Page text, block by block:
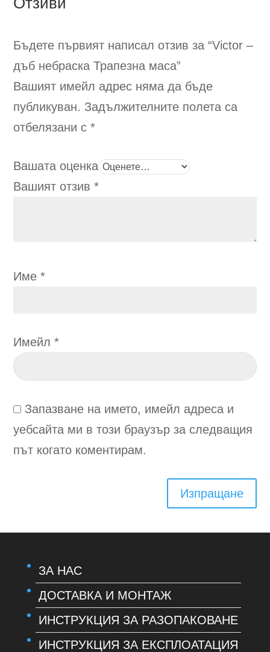
Бъдете първият написал отзив за “Victor –
дъб небраска Трапезна маса”
Вашият имейл адрес няма да бъде
публикуван. Задължителните полета са
отбелязани с*
Вашата оценка
Вашият отзив*
Име*
Имейл*
Запазване на името, имейл адреса и
уебсайта ми в този браузър за следващия
път когато коментирам.
Изпращане
ЗА НАС
ДОСТАВКА И МОНТАЖ
ИНСТРУКЦИЯ ЗА РАЗОПАКОВАНЕ
ИНСТРУКЦИЯ ЗА ЕКСПЛОАТАЦИЯ